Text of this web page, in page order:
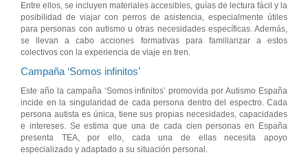
Entre ellos, se incluyen materiales accesibles, guías de lectura fácil y la
posibilidad de viajar con perros de asistencia, especialmente útiles
para personas con autismo u otras necesidades específicas. Además,
se llevan a cabo acciones formativas para familiarizar a estos
colectivos con la experiencia de viaje en tren.
Campaña ‘Somos infinitos’
Este año la campaña ‘Somos infinitos’ promovida por Autismo España
incide en la singularidad de cada persona dentro del espectro. Cada
persona autista es única, tiene sus propias necesidades, capacidades
e intereses. Se estima que una de cada cien personas en España
presenta TEA, por ello, cada una de ellas necesita apoyo
especializado y adaptado a su situación personal.